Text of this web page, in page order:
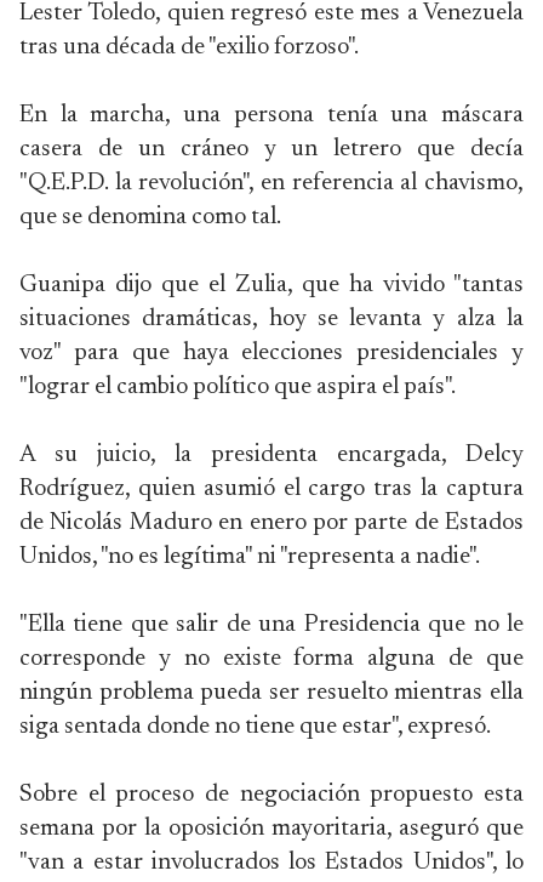
Lester Toledo, quien regresó este mes a Venezuela
tras una década de "exilio forzoso".
En la marcha, una persona tenía una máscara
casera de un cráneo y un letrero que decía
"Q.E.P.D. la revolución", en referencia al chavismo,
que se denomina como tal.
Guanipa dijo que el Zulia, que ha vivido "tantas
situaciones dramáticas, hoy se levanta y alza la
voz" para que haya elecciones presidenciales y
"lograr el cambio político que aspira el país".
A su juicio, la presidenta encargada, Delcy
Rodríguez, quien asumió el cargo tras la captura
de Nicolás Maduro en enero por parte de Estados
Unidos, "no es legítima" ni "representa a nadie".
"Ella tiene que salir de una Presidencia que no le
corresponde y no existe forma alguna de que
ningún problema pueda ser resuelto mientras ella
siga sentada donde no tiene que estar", expresó.
Sobre el proceso de negociación propuesto esta
semana por la oposición mayoritaria, aseguró que
"van a estar involucrados los Estados Unidos", lo